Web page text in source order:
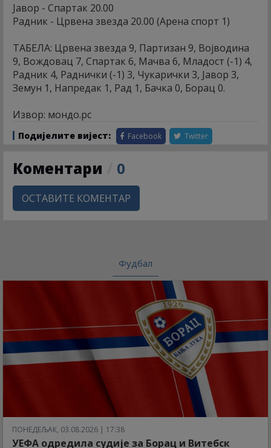
Јавор - Спартак 20.00
Радник - Црвена звезда 20.00 (Арена спорт 1)
ТАБЕЛА: Црвена звезда 9, Партизан 9, Војводина
9, Вождовац 7, Спартак 6, Мачва 6, Младост (-1) 4,
Радник 4, Раднички (-1) 3, Чукарички 3, Јавор 3,
Земун 1, Напредак 1, Рад 1, Бачка 0, Борац 0.
Извор: мондо.рс
Подијелите вијест: Facebook Twitter
Коментари 0
ОСТАВИТЕ КОМЕНТАР
Фудбал
ПОНЕДЕЉАК, 03.08.2026 | 17:38
УЕФА одредила судије за Борац и Витебск